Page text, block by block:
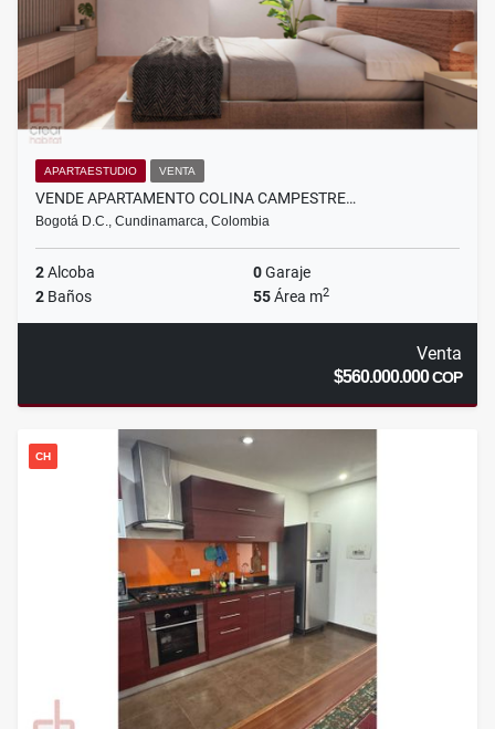
APARTAESTUDIO VENTA
VENDE APARTAMENTO COLINA CAMPESTRE…
Bogotá D.C., Cundinamarca, Colombia
2Alcoba 0Garaje
2 Baños 55Área m2
Venta
$560.000.000COP
CH